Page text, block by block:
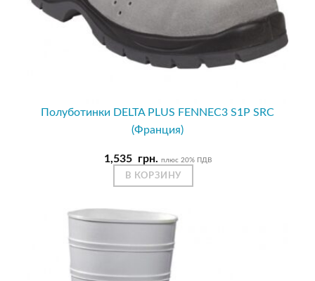
Полуботинки DELTA PLUS FENNEC3 S1P SRC
(Франция)
1,535 грн. плюс 20% ПДВ
В КОРЗИНУ